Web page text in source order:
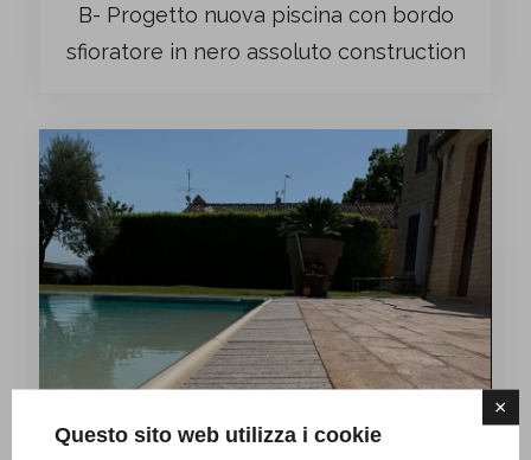
×
Questo sito web utilizza i cookie
B- Progetto nuova piscina con bordo
sfioratore in nero assoluto construction